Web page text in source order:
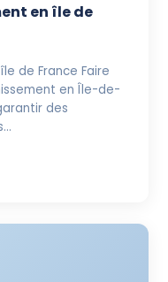
en île de
de France Faire
en Île-de-
des